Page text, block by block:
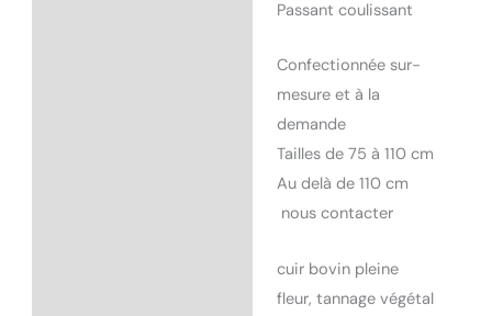
Passant coulissant
Confectionnée sur-
mesure et à la
demande
Tailles de 75 à 110 cm
Au delà de 110 cm
nous contacter
cuir bovin pleine
fleur, tannage végétal